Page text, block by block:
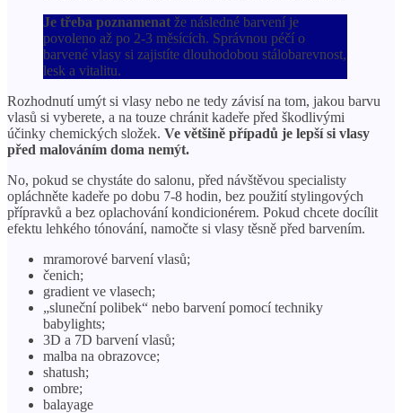
Je třeba poznamenat že následné barvení je
povoleno až po 2-3 měsících. Správnou péčí o
barvené vlasy si zajistíte dlouhodobou stálobarevnost,
lesk a vitalitu.
Rozhodnutí umýt si vlasy nebo ne tedy závisí na tom, jakou barvu
vlasů si vyberete, a na touze chránit kadeře před škodlivými
účinky chemických složek. Ve většině případů je lepší si vlasy
před malováním doma nemýt.
No, pokud se chystáte do salonu, před návštěvou specialisty
opláchněte kadeře po dobu 7-8 hodin, bez použití stylingových
přípravků a bez oplachování kondicionérem. Pokud chcete docílit
efektu lehkého tónování, namočte si vlasy těsně před barvením.
mramorové barvení vlasů;
čenich;
gradient ve vlasech;
„sluneční polibek“ nebo barvení pomocí techniky
babylights;
3D a 7D barvení vlasů;
malba na obrazovce;
shatush;
ombre;
balayage